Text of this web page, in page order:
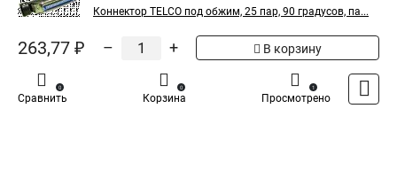
Коннектор TELCO под обжим, 25 пар, 90 градусов, па...
263,77 ₽ – + В корзину
Сравнить
0
Корзина
0
Просмотрено
1